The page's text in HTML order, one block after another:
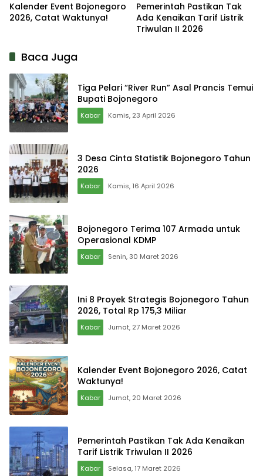
Kalender Event Bojonegoro
2026, Catat Waktunya!
Pemerintah Pastikan Tak
Ada Kenaikan Tarif Listrik
Triwulan II 2026
Baca Juga
Tiga Pelari “River Run” Asal Prancis Temui
Bupati Bojonegoro
Kabar Kamis, 23 April 2026
3 Desa Cinta Statistik Bojonegoro Tahun
2026
Kabar Kamis, 16 April 2026
Bojonegoro Terima 107 Armada untuk
Operasional KDMP
Kabar Senin, 30 Maret 2026
Ini 8 Proyek Strategis Bojonegoro Tahun
2026, Total Rp 175,3 Miliar
Kabar Jumat, 27 Maret 2026
Kalender Event Bojonegoro 2026, Catat
Waktunya!
Kabar Jumat, 20 Maret 2026
Pemerintah Pastikan Tak Ada Kenaikan
Tarif Listrik Triwulan II 2026
Kabar Selasa, 17 Maret 2026